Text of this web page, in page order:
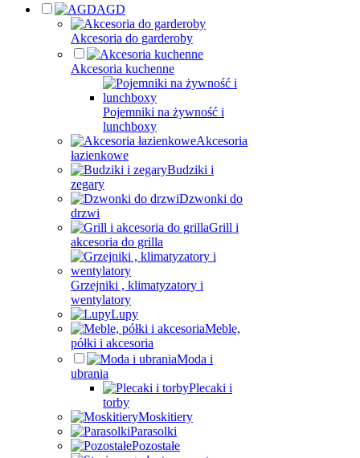
AGD
Akcesoria do garderoby
Akcesoria kuchenne
Pojemniki na żywność i
lunchboxy
Akcesoria
łazienkowe
Budziki i
zegary
Dzwonki do
drzwi
Grill i
akcesoria do grilla
Grzejniki , klimatyzatory i
wentylatory
Lupy
Meble,
półki i akcesoria
Moda i
ubrania
Plecaki i
torby
Moskitiery
Parasolki
Pozostałe